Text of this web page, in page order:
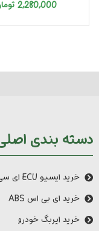
2,280,000
دسته بندی
خرید ایسیو ECU ای سی یو
خرید ای بی اس ABS
خرید ایربگ خودرو